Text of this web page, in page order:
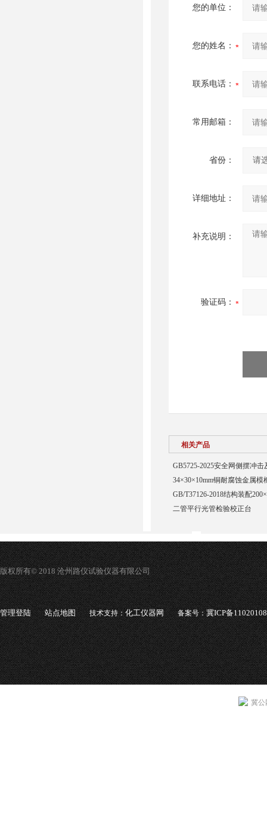
您的单位：
您的姓名：
联系电话：
常用邮箱：
省份：
详细地址：
补充说明：
验证码：
相关产品
GB5725-2025安全网侧摆冲
34×30×10mm铜耐腐蚀金属模
GB/T37126-2018结构装配
二管平行光管检验校正台
版权所有© 2018 沧州路仪试验仪器有限公司
管理登陆 站点地图 技术支持：化工仪器网 备案号：冀ICP备
冀公